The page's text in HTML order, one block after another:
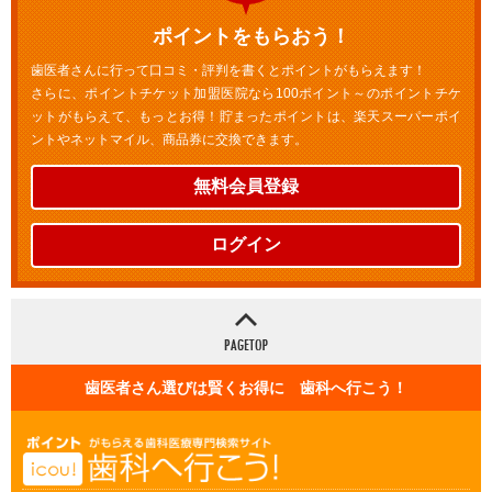
ポイントをもらおう！
歯医者さんに行って口コミ・評判を書くとポイントがもらえます！
さらに、ポイントチケット加盟医院なら100ポイント～のポイントチケ
ットがもらえて、もっとお得！貯まったポイントは、楽天スーパーポイ
ントやネットマイル、商品券に交換できます。
無料会員登録
ログイン
歯医者さん選びは賢くお得に 歯科へ行こう！